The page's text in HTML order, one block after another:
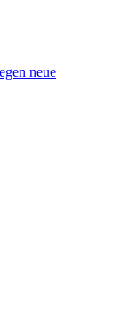
neue